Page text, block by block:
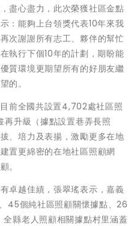
盡心盡力，此次榮獲社區金點
：能夠上台領獎代表10年來我
次謝謝所有志工、夥伴的幫忙
執行下個10年的計劃，期盼能
質環境更期望所有的好朋友繼
的。
前全國共設置4,702處社區照
升級（據點設置巷弄長照
、培力及表揚，激勵更多在地
置更綿密的在地社區照顧網
。
卓越佳績，張翠瑤表示，嘉義
45個純社區照顧關懷據點、26
縣老人照顧相關據點村里涵蓋